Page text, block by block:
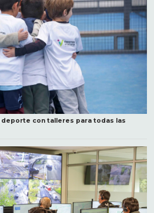
con talleres para todas las